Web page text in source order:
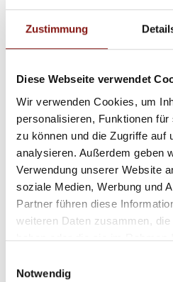
Zustimmung
Diese Webseite verwendet
Wir verwenden Cookies, um
personalisieren, Funktionen
zu können und die Zugriffe auf
analysieren. Außerdem geben
Verwendung unserer Website
soziale Medien, Werbung und
Partner führen diese
weiteren Daten zusammen,
haben oder die sie im Rahmen
Notwendig
Thyrnau
Baugrundstück(e) im
Wohngrundstück
2.500 m²